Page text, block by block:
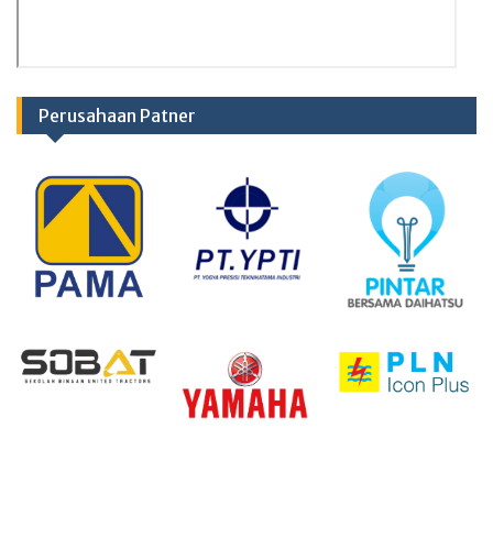
Perusahaan Patner